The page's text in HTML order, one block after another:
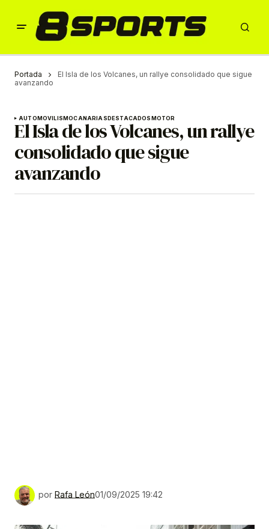
Portada
El Isla de los Volcanes, un rallye consolidado que sigue
avanzando
AUTOMOVILISMOCANARIASDESTACADOSMOTOR
El Isla de los Volcanes, un rallye
consolidado que sigue
avanzando
por Rafa León01/09/2025 19:42